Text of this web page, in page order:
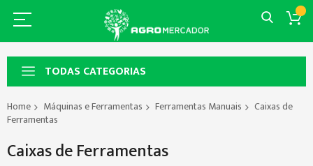
TODAS CATEGORIAS
Home Máquinas e Ferramentas Ferramentas Manuais
Caixas de
Ferramentas
Caixas de Ferramentas